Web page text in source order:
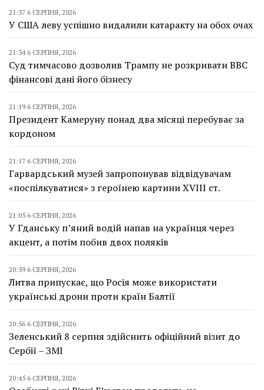
21:37 6 СЕРПНЯ, 2026
У США леву успішно видалили катаракту на обох очах
21:34 6 СЕРПНЯ, 2026
Суд тимчасово дозволив Трампу не розкривати BBC
фінансові дані його бізнесу
21:19 6 СЕРПНЯ, 2026
Президент Камеруну понад два місяці перебуває за
кордоном
21:17 6 СЕРПНЯ, 2026
Гарвардський музей запропонував відвідувачам
«поспілкуватися» з героїнею картини XVIII ст.
21:05 6 СЕРПНЯ, 2026
У Гданську п’яний водій напав на українця через
акцент, а потім побив двох поляків
20:59 6 СЕРПНЯ, 2026
Литва припускає, що Росія може використати
українські дрони проти країн Балтії
20:56 6 СЕРПНЯ, 2026
Зеленський 8 серпня здійснить офіційний візит до
Сербії – ЗМІ
20:45 6 СЕРПНЯ, 2026